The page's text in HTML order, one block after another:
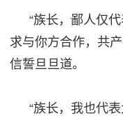
“族长，鄙人仅
求与你方合作，共
信誓旦旦道。
“族长，我也代